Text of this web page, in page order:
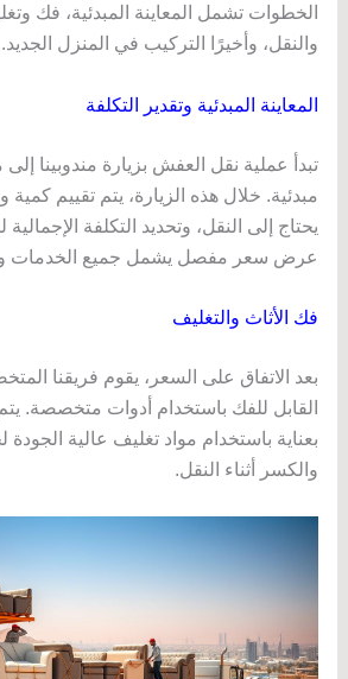
الخطوات تشمل المعاينة المبدئية، فك
والنقل، وأخيرًا التركيب في المنزل الجديد.
المعاينة المبدئية وتقدير التكلفة
تبدأ عملية نقل العفش بزيارة مندوبينا إلى
مبدئية. خلال هذه الزيارة، يتم تقييم كمية
يحتاج إلى النقل، وتحديد التكلفة
عرض سعر مفصل يشمل جميع الخدمات
فك الأثاث والتغليف
بعد الاتفاق على السعر، يقوم فريقنا
القابل للفك باستخدام أدوات متخصصة.
بعناية باستخدام مواد تغليف عالية
والكسر أثناء النقل.